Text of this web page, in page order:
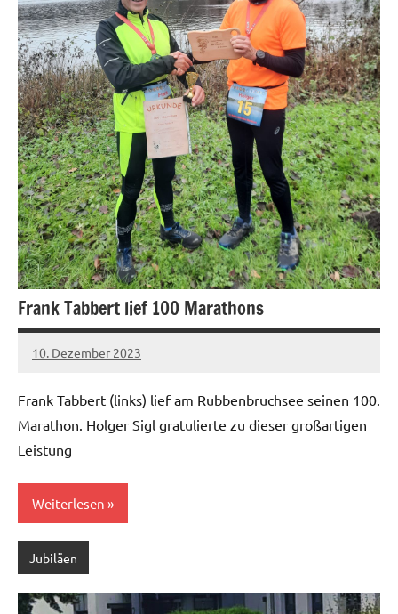
Frank Tabbert lief 100 Marathons
10. Dezember 2023
admin
Keine
Frank Tabbert (links) lief am Rubbenbruchsee seinen 100.
Marathon. Holger Sigl gratulierte zu dieser großartigen
Leistung
Weiterlesen
Jubiläen